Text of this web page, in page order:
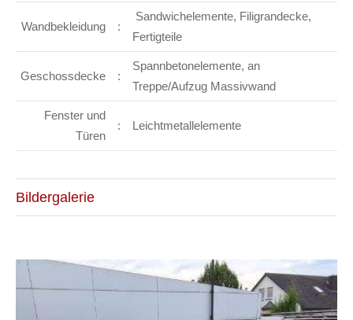
Wandbekleidung :
Sandwichelemente, Filigrandecke,
Fertigteile
Geschossdecke :
Spannbetonelemente, an
Treppe/Aufzug Massivwand
Fenster und
Türen
: Leichtmetallelemente
Bildergalerie